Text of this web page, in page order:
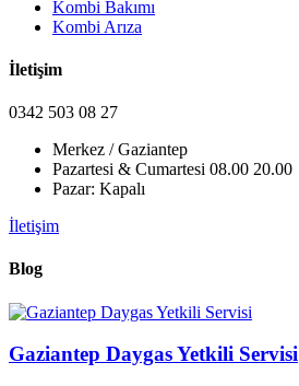
Kombi Bakımı
Kombi Arıza
İletişim
0342 503 08 27
Merkez / Gaziantep
Pazartesi & Cumartesi 08.00 20.00
Pazar: Kapalı
İletişim
Blog
Gaziantep Daygas Yetkili Servisi